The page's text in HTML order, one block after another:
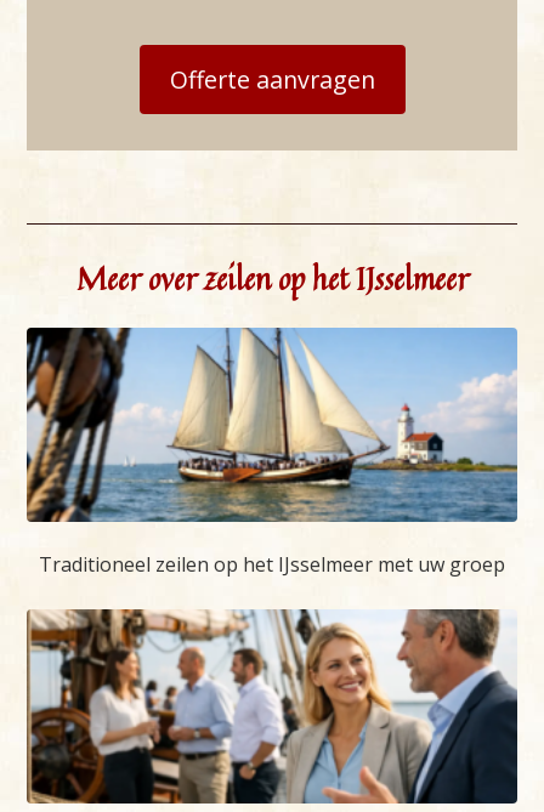
Offerte aanvragen
Meer over zeilen op het IJsselmeer
Traditioneel zeilen op het IJsselmeer met uw groep